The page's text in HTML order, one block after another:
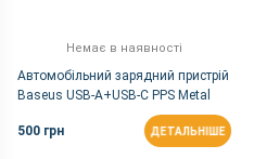
Немає в наявності
Автомобільний зарядний пристрій
Baseus USB-A+USB-C PPS Metal
30W PD3.0 QC4.0 - Black
500 грн
ДЕТАЛЬНІШЕ